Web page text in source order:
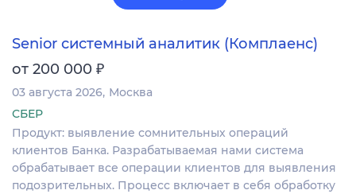
Senior системный аналитик (Комплаенс)
от 200 000 ₽
03 августа 2026 Москва
СБЕР
Продукт: выявление сомнительных операций
клиентов Банка. Разрабатываемая нами система
обрабатывает все операции клиентов для выявления
подозрительных. Процесс включает в себя обработку